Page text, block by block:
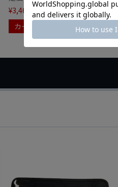
¥3,465
カートに入れる